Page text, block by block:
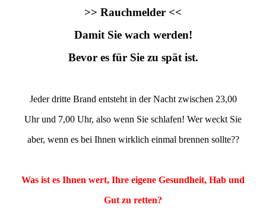
>> Rauchmelder <<
Damit Sie wach werden!
Bevor es für Sie zu spät ist.
Jeder dritte Brand entsteht in der Nacht zwischen 23,00
Uhr und 7,00 Uhr, also wenn Sie schlafen! Wer weckt Sie
aber, wenn es bei Ihnen wirklich einmal brennen sollte??
Was ist es Ihnen wert, Ihre eigene Gesundheit, Hab und
Gut zu retten?